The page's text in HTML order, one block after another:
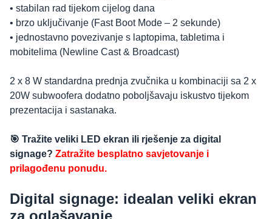
• stabilan rad tijekom cijelog dana
• brzo uključivanje (Fast Boot Mode – 2 sekunde)
• jednostavno povezivanje s laptopima, tabletima i
mobitelima (Newline Cast & Broadcast)
2 x 8 W standardna prednja zvučnika u kombinaciji sa 2 x
20W subwoofera dodatno poboljšavaju iskustvo tijekom
prezentacija i sastanaka.
🎯 Tražite veliki LED ekran ili rješenje za digital
signage? Zatražite besplatno savjetovanje i
prilagođenu ponudu.
Digital signage: idealan veliki ekran